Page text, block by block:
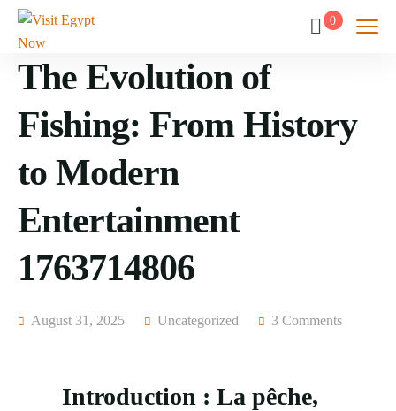
0
The Evolution of
Fishing: From History
to Modern
Entertainment
1763714806
August 31, 2025 Uncategorized 3 Comments
Introduction : La pêche,